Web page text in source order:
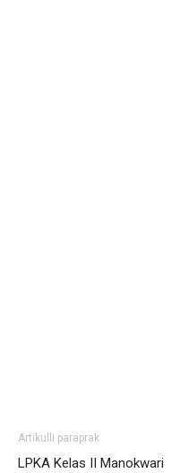
Artikulli paraprak
LPKA Kelas II Manokwari